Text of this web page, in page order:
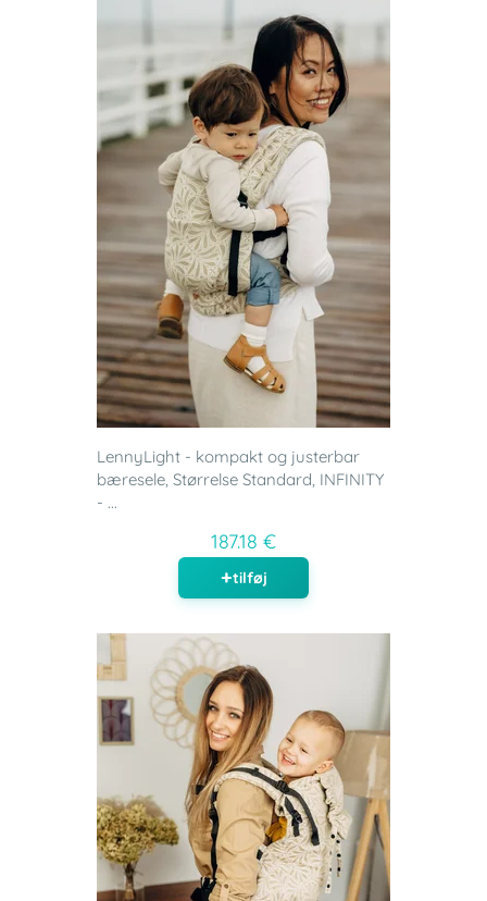
LennyLight - kompakt og justerbar
bæresele, Størrelse Standard, INFINITY
- ...
187.18 €
tilføj